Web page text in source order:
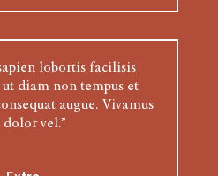
lobortis facilisis
diam non tempus et
augue. Vivamus
dolor vel.”